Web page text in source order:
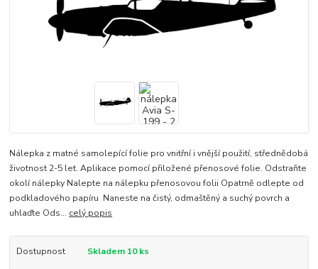
Nálepka z matné samolepící folie pro vnitřní i vnější použití, střednědobá
životnost 2-5 let. Aplikace pomocí přiložené přenosové folie. Odstraňte
okolí nálepky Nalepte na nálepku přenosovou folii Opatrně odlepte od
podkladového papíru Naneste na čistý, odmaštěný a suchý povrch a
uhlaďte Ods... celý popis
Dostupnost Skladem 10 ks